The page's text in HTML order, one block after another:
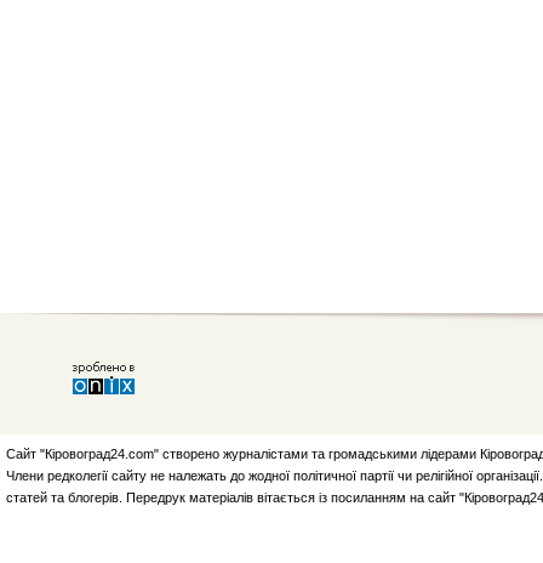
Сайт "Кіровоград24.com" створено журналістами та громадськими лідерами
Члени редколегії сайту не належать до жодної політичної партії чи релігійної
статей та блогерів. Передрук матеріалів вітається із посиланням на сайт